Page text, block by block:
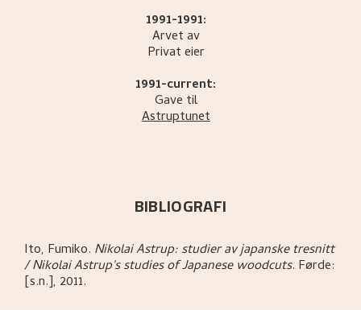
1991-1991:
Arvet av
Privat eier
1991-current:
Gave til
Astruptunet
BIBLIOGRAFI
Ito, Fumiko. Nikolai Astrup: studier av japanske tresnitt
/ Nikolai Astrup's studies of Japanese woodcuts. Førde:
[s.n.], 2011.